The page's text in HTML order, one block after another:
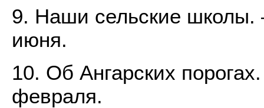
9. Наши сельские школы.
июня.
10. Об Ангарских
февраля.